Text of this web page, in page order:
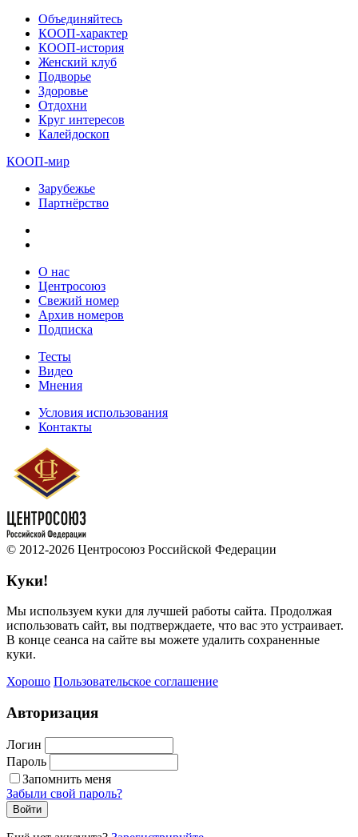
Объединяйтесь
КООП-характер
КООП-история
Женский клуб
Подворье
Здоровье
Отдохни
Круг интересов
Калейдоскоп
КООП-мир
Зарубежье
Партнёрство
О нас
Центросоюз
Свежий номер
Архив номеров
Подписка
Тесты
Видео
Мнения
Условия использования
Контакты
© 2012-2026 Центросоюз Российской Федерации
Куки!
Мы используем куки для лучшей работы сайта. Продолжая
использовать сайт, вы подтверждаете, что вас это устраивает.
В конце сеанса на сайте вы можете удалить сохраненные
куки.
Хорошо Пользовательское соглашение
Авторизация
Логин
Пароль
Запомнить меня
Забыли свой пароль?
Войти